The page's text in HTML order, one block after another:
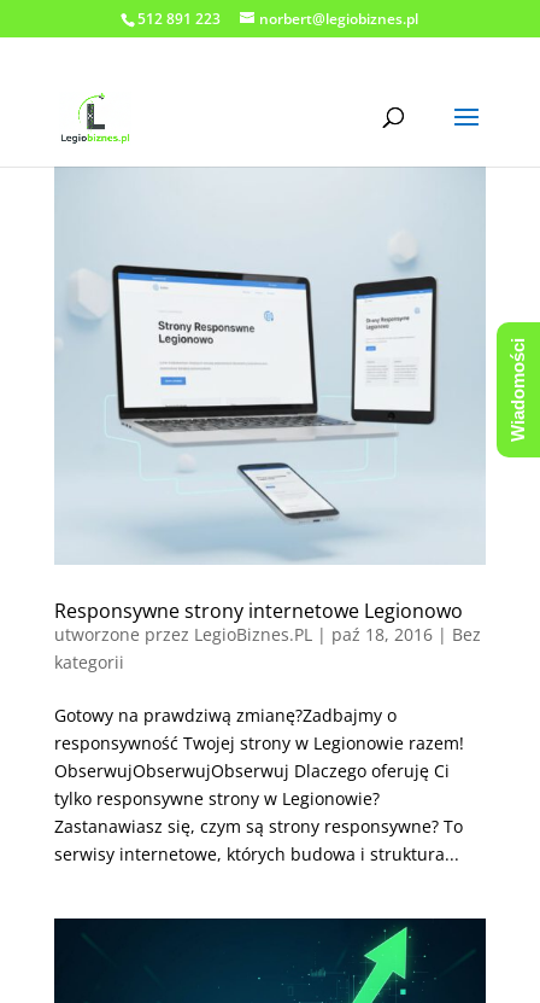
512 891 223 norbert@legiobiznes.pl
Responsywne strony internetowe Legionowo
utworzone przez LegioBiznes.PL| paź 18, 2016| Bez
kategorii
Gotowy na prawdziwą zmianę?Zadbajmy o
responsywność Twojej strony w Legionowie razem!
ObserwujObserwujObserwuj Dlaczego oferuję Ci
tylko responsywne strony w Legionowie?
Zastanawiasz się, czym są strony responsywne? To
serwisy internetowe, których budowa i struktura...
Wiadomości